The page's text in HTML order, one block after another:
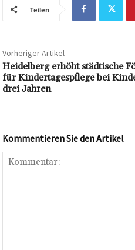
Teilen
Vorheriger Artikel
Heidelberg erhöht städtische
für Kindertagespflege bei
drei Jahren
Kommentieren Sie den Artikel